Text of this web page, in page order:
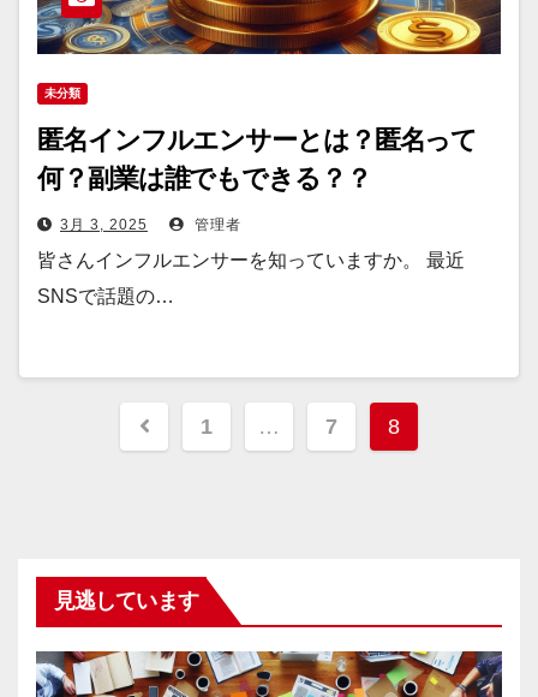
未分類
匿名インフルエンサーとは？匿名って
何？副業は誰でもできる？？
3月 3, 2025 管理者
皆さんインフルエンサーを知っていますか。 最近
SNSで話題の…
投
ペ
ー
ジ
1 … 7 8
見逃しています